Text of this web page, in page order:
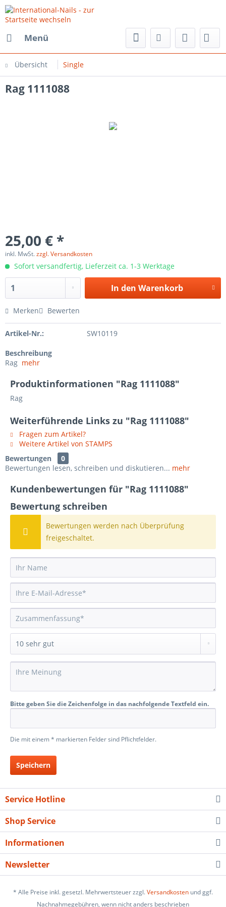
Menü
Übersicht Single
Rag 1111088
25,00 € *
inkl. MwSt.zzgl. Versandkosten
Sofort versandfertig, Lieferzeit ca. 1-3 Werktage
In den Warenkorb
Merken Bewerten
Artikel-Nr.: SW10119
Beschreibung
Rag mehr
Produktinformationen "Rag 1111088"
Rag
Weiterführende Links zu "Rag 1111088"
Fragen zum Artikel?
Weitere Artikel von STAMPS
Bewertungen
0
Bewertungen lesen, schreiben und diskutieren... mehr
Kundenbewertungen für "Rag 1111088"
Bewertung schreiben
Bewertungen werden nach Überprüfung
freigeschaltet.
Bitte geben Sie die Zeichenfolge in das nachfolgende Textfeld ein.
Die mit einem * markierten Felder sind Pflichtfelder.
Speichern
Service Hotline
Shop Service
Informationen
Newsletter
* Alle Preise inkl. gesetzl. Mehrwertsteuer zzgl.Versandkosten und ggf.
Nachnahmegebühren, wenn nicht anders beschrieben